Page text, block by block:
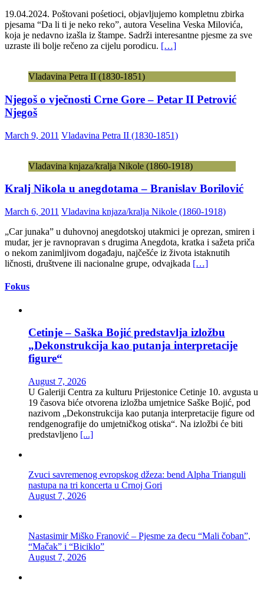
19.04.2024. Poštovani pośetioci, objavljujemo kompletnu zbirka
pjesama “Da li ti je neko reko”, autora Veselina Veska Milovića,
koja je nedavno izašla iz štampe. Sadrži interesantne pjesme za sve
uzraste ili bolje rečeno za cijelu porodicu. […]
Vladavina Petra II (1830-1851)
Njegoš o vječnosti Crne Gore – Petar II Petrović
Njegoš
March 9, 2011 Vladavina Petra II (1830-1851)
Vladavina knjaza/kralja Nikole (1860-1918)
Kralj Nikola u anegdotama – Branislav Borilović
March 6, 2011 Vladavina knjaza/kralja Nikole (1860-1918)
„Car junaka” u duhovnoj anegdotskoj utakmici je oprezan, smiren i
mudar, jer je ravnopravan s drugima Anegdota, kratka i sažeta priča
o nekom zanimljivom događaju, najčešće iz života istaknutih
ličnosti, društvene ili nacionalne grupe, odvajkada […]
Fokus
Cetinje – Saška Bojić predstavlja izložbu
„Dekonstrukcija kao putanja interpretacije
figure“
August 7, 2026
U Galeriji Centra za kulturu Prijestonice Cetinje 10. avgusta u
19 časova biće otvorena izložba umjetnice Saške Bojić, pod
nazivom „Dekonstrukcija kao putanja interpretacije figure od
rendgenografije do umjetničkog otiska“. Na izložbi će biti
predstavljeno [...]
Zvuci savremenog evropskog džeza: bend Alpha Trianguli
nastupa na tri koncerta u Crnoj Gori
August 7, 2026
Nastasimir Miško Franović – Pjesme za đecu “Mali čoban”,
“Mačak” i “Biciklo”
August 7, 2026